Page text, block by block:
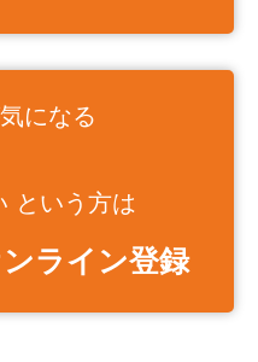
になる
という方は
ライン登録